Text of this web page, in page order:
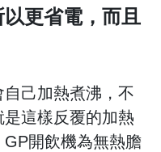
更省電，而且
己加熱煮沸，不
這樣反覆的加熱
開飲機為無熱膽